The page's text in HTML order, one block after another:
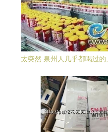
太突然 泉州人几乎都喝过